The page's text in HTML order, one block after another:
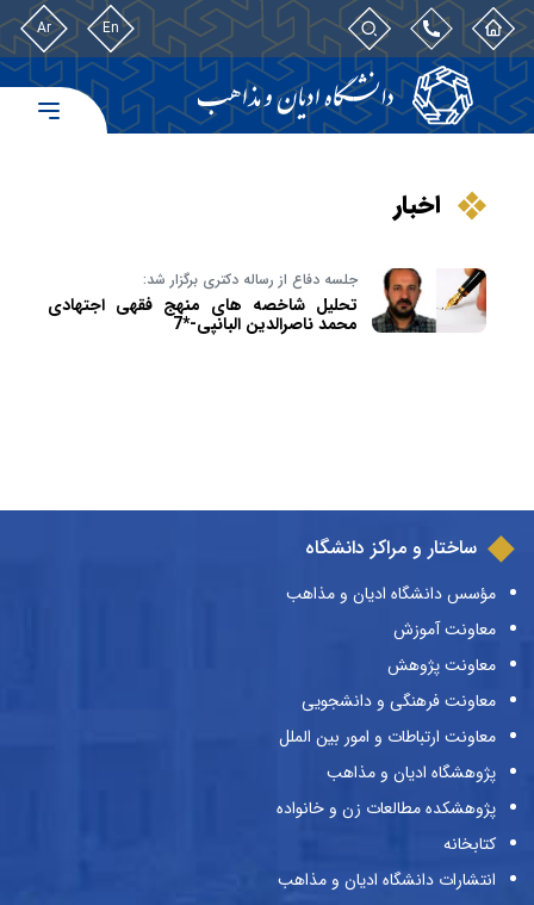
En
Ar
اخبار
جلسه دفاع از رساله دکتری برگزار شد:
تحلیل شاخصه های منهج فقهی اجتهادی
محمد ناصرالدین البانپی-*7
ساختار و مراکز دانشگاه
مؤسس دانشگاه ادیان و مذاهب
معاونت آموزش
معاونت پژوهش
معاونت فرهنگی و دانشجویی
معاونت ارتباطات و امور بین الملل
پژوهشگاه ادیان و مذاهب
پژوهشکده مطالعات زن و خانواده
کتابخانه
انتشارات دانشگاه ادیان و مذاهب